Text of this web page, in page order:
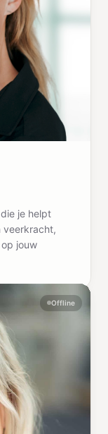
je helpt
jouw
Offline